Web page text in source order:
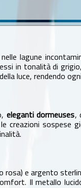
lagune
in tonalità di
luce, rendendo
eleganti dormeuses,
creazioni
rosa) e argento
Il metallo